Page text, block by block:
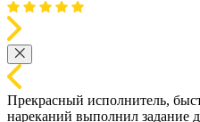
Прекрасный исполнитель,
нареканий выполнил задание